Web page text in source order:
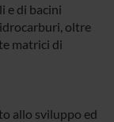
e di bacini
oltre
matrici di
allo sviluppo ed